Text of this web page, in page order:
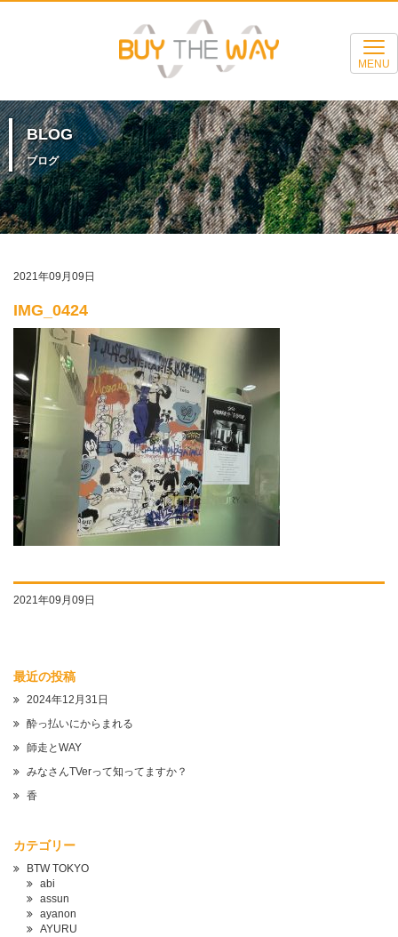
MENU
BLOG
ブログ
2021年09月09日
IMG_0424
2021年09月09日
最近の投稿
2024年12月31日
酔っ払いにからまれる
師走とWAY
みなさんTVerって知ってますか？
香
カテゴリー
BTW TOKYO
abi
assun
ayanon
AYURU